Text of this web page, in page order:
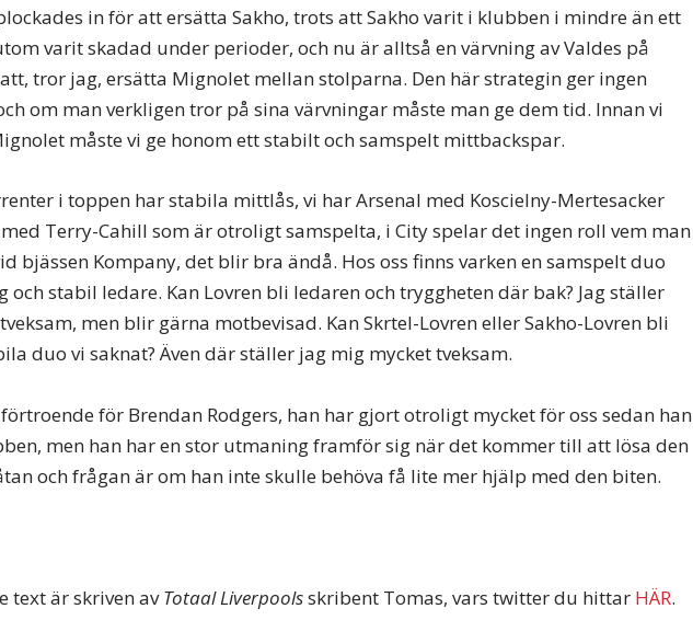
in för att ersätta Sakho, trots att Sakho varit i klubben i mindre än ett
varit skadad under perioder, och nu är alltså en värvning av Valdes på
tror jag, ersätta Mignolet mellan stolparna. Den här strategin ger ingen
om man verkligen tror på sina värvningar måste man ge dem tid. Innan vi
måste vi ge honom ett stabilt och samspelt mittbackspar.
i toppen har stabila mittlås, vi har Arsenal med Koscielny-Mertesacker
med Terry-Cahill som är otroligt samspelta, i City spelar det ingen roll vem man
bjässen Kompany, det blir bra ändå. Hos oss finns varken en samspelt duo
och stabil ledare. Kan Lovren bli ledaren och tryggheten där bak? Jag ställer
men blir gärna motbevisad. Kan Skrtel-Lovren eller Sakho-Lovren bli
duo vi saknat? Även där ställer jag mig mycket tveksam.
för Brendan Rodgers, han har gjort otroligt mycket för oss sedan han
men han har en stor utmaning framför sig när det kommer till att lösa den
och frågan är om han inte skulle behöva få lite mer hjälp med den biten.
text är skriven avTotaal Liverpoolsskribent Tomas, vars twitter du hittar HÄR.